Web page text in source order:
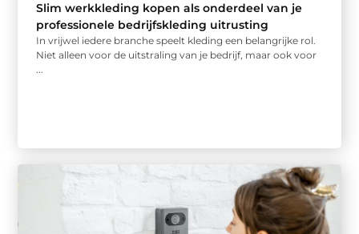
Slim werkkleding kopen als onderdeel van je
professionele bedrijfskleding uitrusting
In vrijwel iedere branche speelt kleding een belangrijke rol.
Niet alleen voor de uitstraling van je bedrijf, maar ook voor
...